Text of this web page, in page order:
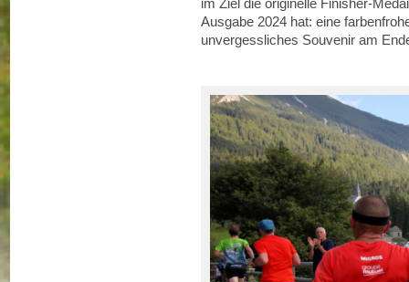
im Ziel die originelle Finisher-
Ausgabe 2024 hat: eine
unvergessliches Souvenir am